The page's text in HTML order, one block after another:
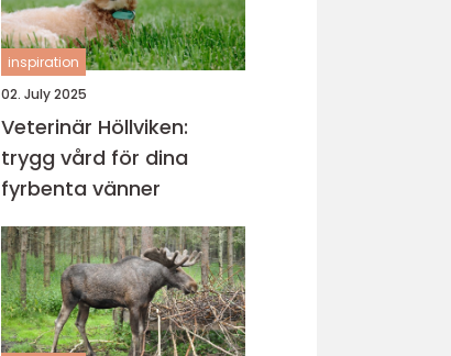
inspiration
02. July 2025
Veterinär Höllviken:
trygg vård för dina
fyrbenta vänner